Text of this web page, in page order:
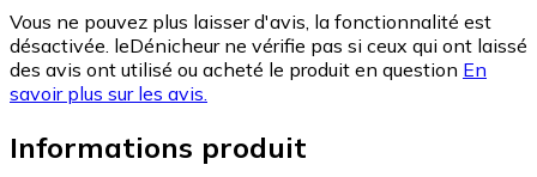
Vous ne pouvez plus laisser d'avis, la fonctionnalité est
désactivée. leDénicheur ne vérifie pas si ceux qui ont laissé
des avis ont utilisé ou acheté le produit en question En
savoir plus sur les avis.
Informations produit